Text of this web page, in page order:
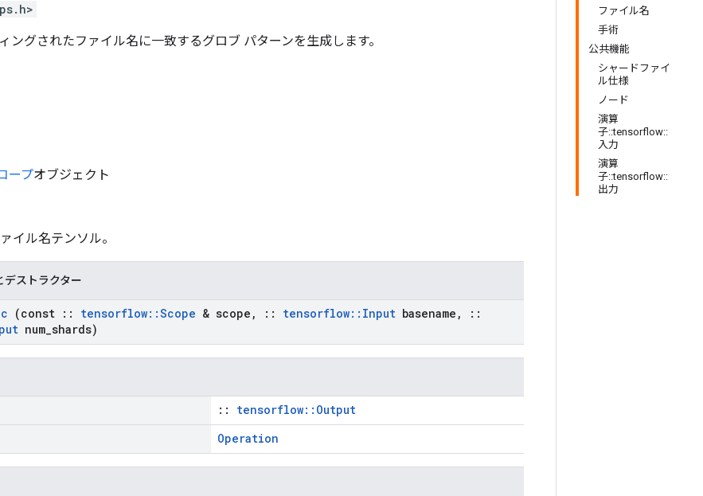
ファイル名
手術
公共機能
シャードファイ
ル仕様
ノード
演算
子::tensorflow::
入力
演算
子::tensorflow::
出力
ングされたファイル名に一致するグロブ パターンを生成します。
ープオブジェクト
イル名テンソル。
デストラクター
(const :: tensorflow::Scope & scope , :: tensorflow:: Input basename ,
::
num shards)
:: tensorflow::Output
Operation